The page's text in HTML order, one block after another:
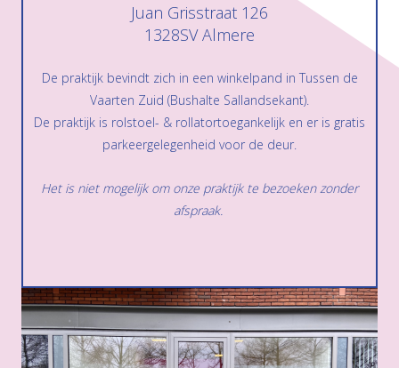
Juan Grisstraat 126
1328SV Almere
De praktijk bevindt zich in een winkelpand in Tussen de
Vaarten Zuid (Bushalte Sallandsekant).
De praktijk is rolstoel- & rollatortoegankelijk en er is gratis
parkeergelegenheid voor de deur.
Het is niet mogelijk om onze praktijk te bezoeken zonder
afspraak.